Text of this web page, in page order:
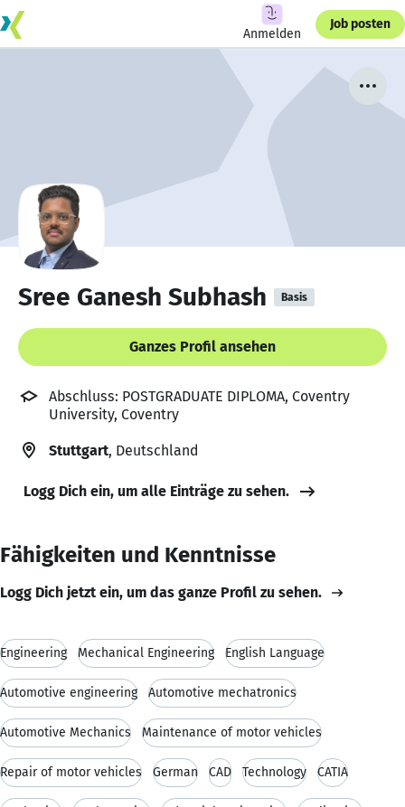
Anmelden
Job posten
Sree Ganesh Subhash Basis
Ganzes Profil ansehen
Abschluss: POSTGRADUATE DIPLOMA, Coventry
University, Coventry
Stuttgart, Deutschland
Logg Dich ein, um alle Einträge zu sehen.
Fähigkeiten und Kenntnisse
Logg Dich jetzt ein, um das ganze Profil zu sehen.
Engineering Mechanical Engineering English Language
Automotive engineering Automotive mechatronics
Automotive Mechanics Maintenance of motor vehicles
Repair of motor vehicles German CAD Technology CATIA